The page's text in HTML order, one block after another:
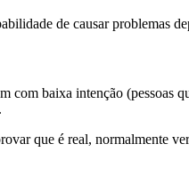
de causar problemas
com baixa intenção
que é real, normalmente